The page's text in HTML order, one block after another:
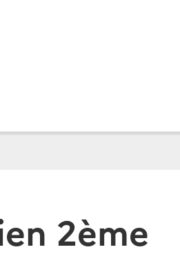
2ème